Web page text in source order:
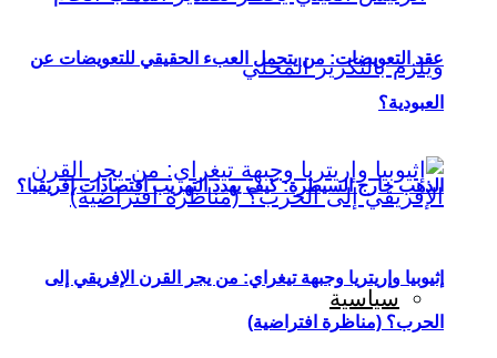
الذهب خارج السيطرة: كيف يهدد التهريب اقتصادات إفريقيا؟
سياسية
عقد التعويضات: من يتحمل العبء الحقيقي للتعويضات عن
العبودية؟
إثيوبيا وإريتريا وجبهة تيغراي: من يجر القرن الإفريقي إلى
الحرب؟ (مناظرة افتراضية)